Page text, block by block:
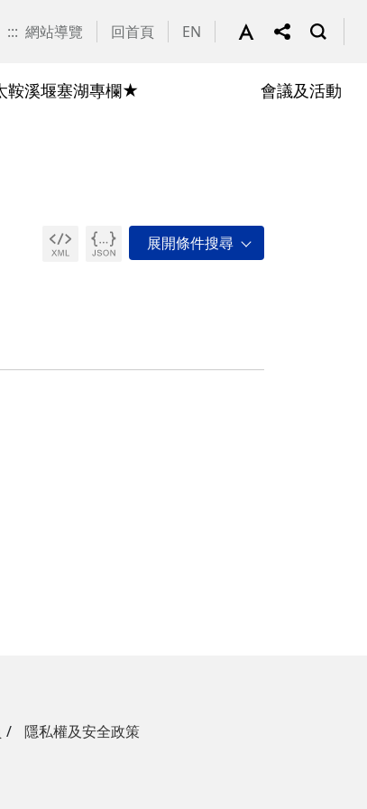
::: 網站導覽 回首頁 EN
鞍溪堰塞湖專欄★ 會議及活動
隱私權及安全政策